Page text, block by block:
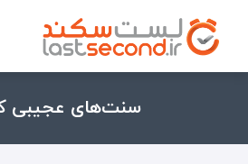
سنت‌های عجیبی